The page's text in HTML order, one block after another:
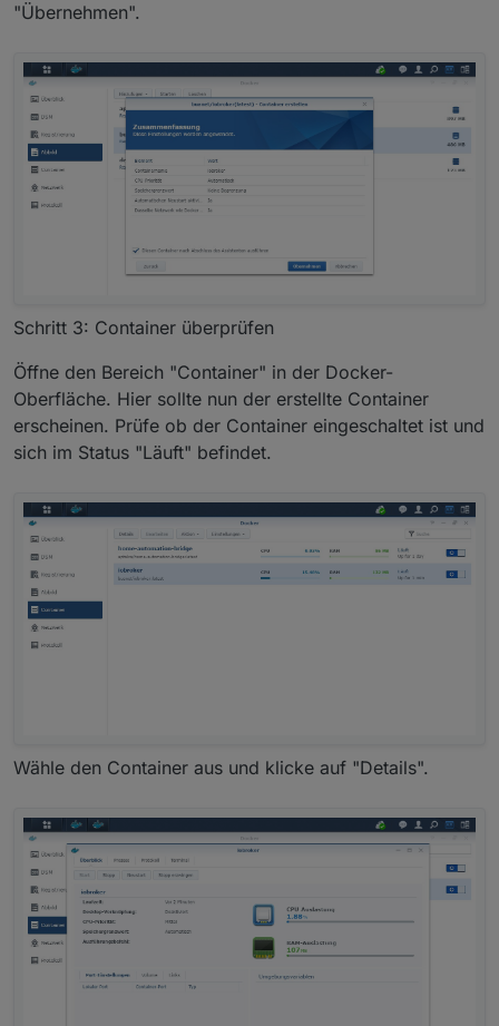
"Übernehmen".
Schritt 3: Container überprüfen
Öffne den Bereich "Container" in der Docker-
Oberfläche. Hier sollte nun der erstellte Container
erscheinen. Prüfe ob der Container eingeschaltet ist und
sich im Status "Läuft" befindet.
Wähle den Container aus und klicke auf "Details".